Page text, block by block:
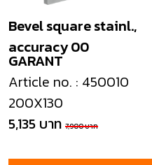
GARANT
Bevel square stainl.,
accuracy 00
Article no. : 450010
200X130
5,135 บาท 7,900 บาท